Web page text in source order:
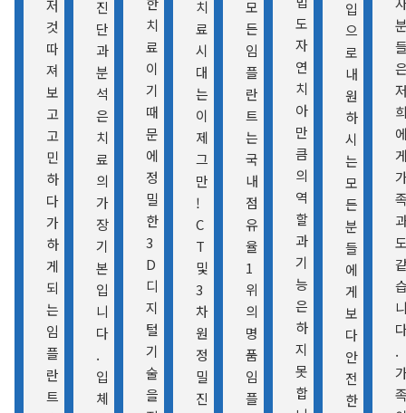
저
것
따
져
보
고
고
민
하
다
가
하
게
되
는
임
플
란
트
진
단
과
분
석
은
치
료
의
가
장
기
본
입
니
다
.
입
체
치
료
이
기
때
문
에
정
밀
한
3
D
디
지
털
기
술
을
치
료
시
대
는
이
제
그
만
!
C
T
및
3
차
원
정
밀
진
모
든
임
플
란
트
는
국
내
점
유
율
1
위
의
명
품
임
플
도
자
연
치
아
만
큼
의
역
할
과
기
능
은
하
지
못
합
입
으
로
내
원
하
시
는
모
든
분
들
에
게
보
다
안
전
한
.